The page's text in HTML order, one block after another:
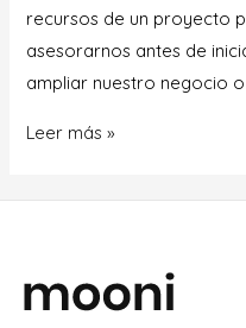
recursos de un proyecto
asesorarnos antes de
ampliar nuestro negocio
Leer más »